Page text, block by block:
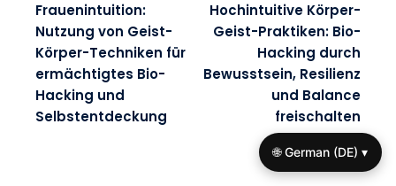
Frauenintuition:
Nutzung von Geist-
Körper-Techniken für
ermächtigtes Bio-
Hacking und
Selbstentdeckung
Hochintuitive Körper-
Geist-Praktiken: Bio-
Hacking durch
Bewusstsein, Resilienz
und Balance
freischalten
🌐 German (DE) ▾